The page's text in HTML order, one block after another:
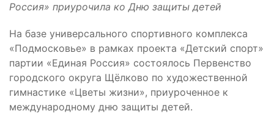
Россия» приурочила ко Дню защиты детей
На базе универсального спортивного комплекса
«Подмосковье» в рамках проекта «Детский спорт»
партии «Единая Россия» состоялось Первенство
городского округа Щёлково по художественной
гимнастике «Цветы жизни», приуроченное к
международному дню защиты детей.